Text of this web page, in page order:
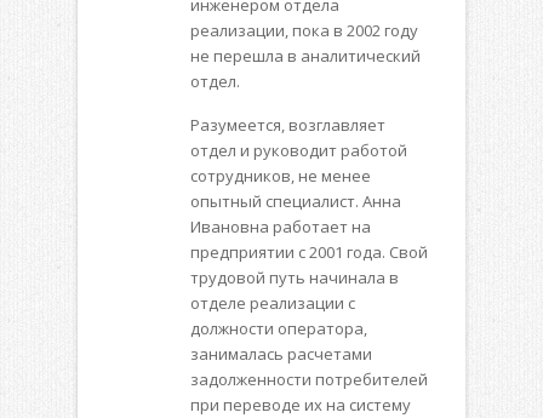
инженером отдела
реализации, пока в 2002 году
не перешла в аналитический
отдел.
Разумеется, возглавляет
отдел и руководит работой
сотрудников, не менее
опытный специалист. Анна
Ивановна работает на
предприятии с 2001 года. Свой
трудовой путь начинала в
отделе реализации с
должности оператора,
занималась расчетами
задолженности потребителей
при переводе их на систему